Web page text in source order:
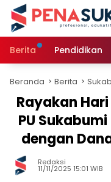
Langsung
konten
Berita
Pendidikan
Beranda Berita
Rayakan
PU
dengan
Redaksi
11/11/2025 15:01 WIB